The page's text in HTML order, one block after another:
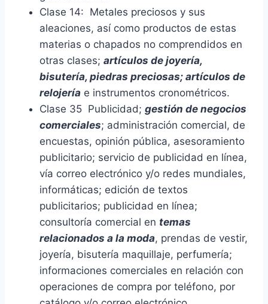
Clase 14: Metales preciosos y sus
aleaciones, así como productos de estas
materias o chapados no comprendidos en
otras clases; artículos de joyería,
bisutería, piedras preciosas; artículos de
relojería e instrumentos cronométricos.
Clase 35 Publicidad; gestión de negocios
comerciales; administración comercial, de
encuestas, opinión pública, asesoramiento
publicitario; servicio de publicidad en línea,
vía correo electrónico y/o redes mundiales,
informáticas; edición de textos
publicitarios; publicidad en línea;
consultoría comercial en temas
relacionados a la moda, prendas de vestir,
joyería, bisutería maquillaje, perfumería;
informaciones comerciales en relación con
operaciones de compra por teléfono, por